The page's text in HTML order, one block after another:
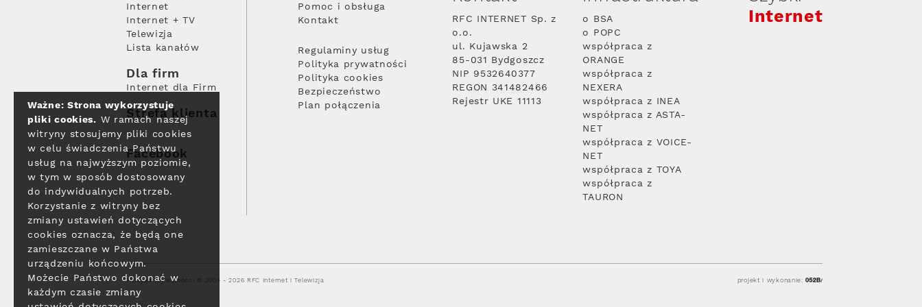
Internet
Internet + TV
Telewizja
Lista kanałów
Dla firm
Internet dla Firm
Strefa klienta
Facebook
Pomoc i obsługa
Kontakt
Regulaminy usług
Polityka prywatności
Polityka cookies
Bezpieczeństwo
Plan połączenia
RFC INTERNET Sp. z
o.o.
ul. Kujawska 2
85-031 Bydgoszcz
NIP 9532640377
REGON 341482466
Rejestr UKE 11113
o BSA
o POPC
współpraca z
ORANGE
współpraca z
NEXERA
współpraca z INEA
współpraca z ASTA-
NET
współpraca z VOICE-
NET
współpraca z TOYA
współpraca z
TAURON
Internet
Polityka prywatności © 2004 - 2026 RFC Internet i Telewizja projekt i wykonanie:
Ważne: Strona wykorzystuje
pliki cookies. W ramach naszej
witryny stosujemy pliki cookies
w celu świadczenia Państwu
usług na najwyższym poziomie,
w tym w sposób dostosowany
do indywidualnych potrzeb.
Korzystanie z witryny bez
zmiany ustawień dotyczących
cookies oznacza, że będą one
zamieszczane w Państwa
urządzeniu końcowym.
Możecie Państwo dokonać w
każdym czasie zmiany